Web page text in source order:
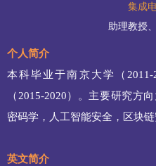
集成
助理教授
个人简介
本科毕业于南京大学（
（2015-2020）。主要研究方
密码学，人工智能安全，区块
英文简介